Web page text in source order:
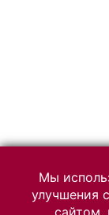
Мы
улучшения
сайтом,